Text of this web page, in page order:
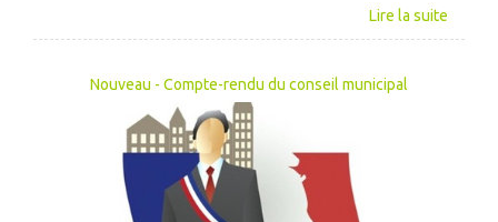
Nouveau - Compte-rendu du conseil municipal